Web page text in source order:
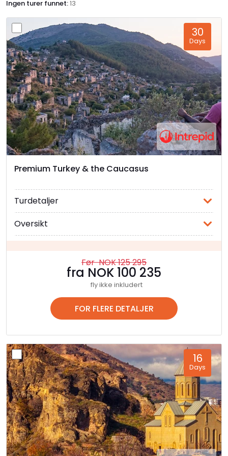
Høydepunkter
Velkommen til Armenias skjulte skattkiste av kultur,
historie og naturlige vidundere. Dette lille, men
bemerkelsesverdige landet i Sør-Kaukasusregionen
byr på en opplevelse som vil fenge deg fra første
øyeblikk. Med en arv som strekker seg tilbake over
tusenvis av år, har Armenia formet verdenshistorien
og etterlatt seg et rikt kulturlandskap som vil
fascinere og inspirere enhver reisende. Fra storslåtte
klostre som svever majestetisk i fjellene, til gåtefulle
steinsirkler og pittoreske innsjøer, inviterer Armenia
deg til å utforske et land hvor fortiden smelter
garantert forbløffe deg. Byen er full av
motsetninger - store moderne Mercedes-er
europeiske vinbarer, og gatemoten varierer fra
hipstere til "babushka" og alle varianter mellom
dem. Det er få spor etter byens eldste historie,
mesteparten av bygningene stammer fra Sovjet-
tiden. Heldigvis er denne litt dorske arkitekturen
flotte offentlige torg.
Geghard klosteret:Oppkalt etter det hellige
spyd som Kristus fikk i siden under korsfestelsen,
dette klosteret, oppført på UNESCOs
verdensarvliste, er hugget ut av steinen ved
kløften langs elven Azat. Legenden sier at det ble
grunnlagt i det 4. århundre og den eldste bevarte
delen kan dateres tilbake til det 12. århundre. Den
flotte Surp Astvatsatsin (Den Hellige Mors Kirke)
stammer fra 1215 og har fantastiske utskjæringer.
Ingen turer funnet:13
30
Days
Premium Turkey & the Caucasus
Turdetaljer
Oversikt
Før NOK 125 295
fra NOK 100 235
fly ikke inkludert
FOR FLERE DETALJER
16
Days